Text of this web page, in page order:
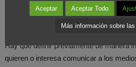
también de vital importancia disponer de
Hay que definir previamente de manera
quieren o interesa comunicar a los
Aceptar Aceptar Todo
Más información sobre